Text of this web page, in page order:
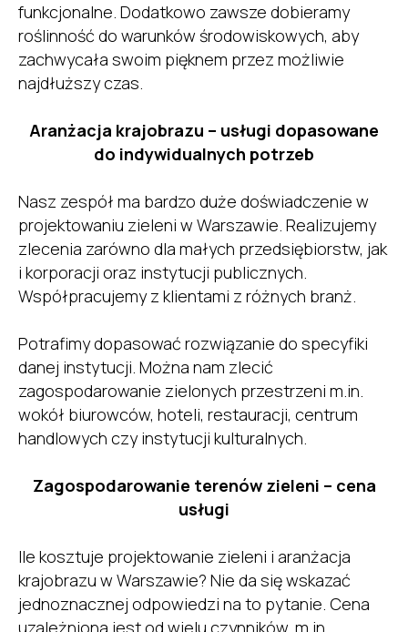
funkcjonalne. Dodatkowo zawsze dobieramy
roślinność do warunków środowiskowych, aby
zachwycała swoim pięknem przez możliwie
najdłuższy czas.
Aranżacja krajobrazu – usługi dopasowane
do indywidualnych potrzeb
Nasz zespół ma bardzo duże doświadczenie w
projektowaniu zieleni w Warszawie. Realizujemy
zlecenia zarówno dla małych przedsiębiorstw, jak
i korporacji oraz instytucji publicznych.
Współpracujemy z klientami z różnych branż.
Potrafimy dopasować rozwiązanie do specyfiki
danej instytucji. Można nam zlecić
zagospodarowanie zielonych przestrzeni m.in.
wokół biurowców, hoteli, restauracji, centrum
handlowych czy instytucji kulturalnych.
Zagospodarowanie terenów zieleni – cena
usługi
Ile kosztuje projektowanie zieleni i aranżacja
krajobrazu w Warszawie? Nie da się wskazać
jednoznacznej odpowiedzi na to pytanie. Cena
uzależniona jest od wielu czynników, m.in.